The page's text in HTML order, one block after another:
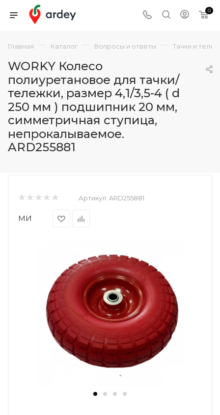
0
Главная — Каталог — Вопросы и ответы — Тачки и
WORKY Колесо
полиуретановое для тачки/
тележки, размер 4,1/3,5-4 ( d
250 мм ) подшипник 20 мм,
симметричная ступица,
непрокалываемое.
ARD255881
Артикул: ARD255881
МИ